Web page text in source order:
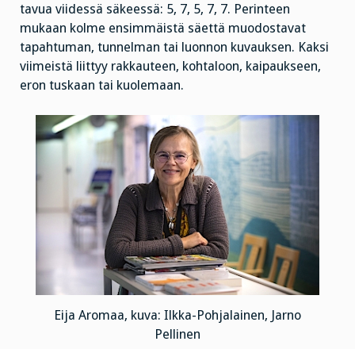
tavua viidessä säkeessä: 5, 7, 5, 7, 7. Perinteen
mukaan kolme ensimmäistä säettä muodostavat
tapahtuman, tunnelman tai luonnon kuvauksen. Kaksi
viimeistä liittyy rakkauteen, kohtaloon, kaipaukseen,
eron tuskaan tai kuolemaan.
Eija Aromaa, kuva: Ilkka-Pohjalainen, Jarno
Pellinen